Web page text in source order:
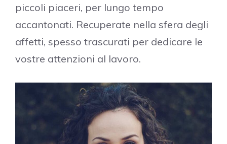
piccoli piaceri, per lungo tempo
accantonati. Recuperate nella sfera degli
affetti, spesso trascurati per dedicare le
vostre attenzioni al lavoro.